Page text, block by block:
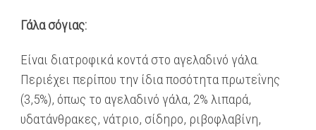
Γάλα σόγιας:
Είναι διατροφικά κοντά στο αγελαδινό γάλα.
Περιέχει περίπου την ίδια ποσότητα πρωτεΐνης
(3,5%), όπως το αγελαδινό γάλα, 2% λιπαρά,
υδατάνθρακες, νάτριο, σίδηρο, ριβοφλαβίνη,